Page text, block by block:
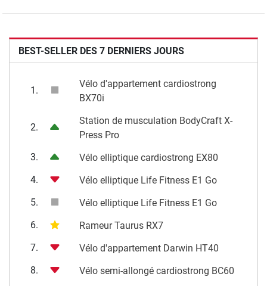
BEST-SELLER DES 7 DERNIERS JOURS
1.
Vélo d'appartement cardiostrong
BX70i
2.
Station de musculation BodyCraft X-
Press Pro
3.
Vélo elliptique cardiostrong EX80
4.
Vélo elliptique Life Fitness E1 Go
5.
Vélo elliptique Life Fitness E1 Go
6.
Rameur Taurus RX7
7.
Vélo d'appartement Darwin HT40
8.
Vélo semi-allongé cardiostrong BC60